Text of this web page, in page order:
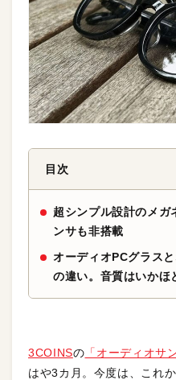
目次
超シンプル設計のメガ
ンサも非搭載
オーディオPCグラス
の違い。音質はいかほ
3COINSの 「オーディオサ
はや3カ月。今度は、これ